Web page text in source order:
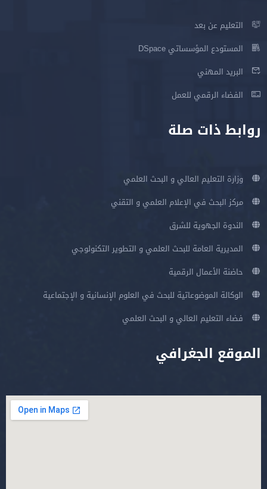
التعليم عن بعد
المستودع المؤسساتي DSpace
البريد المهني
الفضاء الرقمي للعمل
روابط ذات صلة
وزارة التعليم العالي و البحث العلمي
مركز البحث في الإعلام العلمي و التقني
الندوة الجهوية للشرق
المديرية العامة للبحث العلمي و التطوير التكنولوجي
حاضنة الأعمال الرقمية
الوكالة الموضوعاتية للبحث في العلوم الإنسانية و الإجتماعية
فضاء التعليم العالي و البحث العلمي
الموقع الجغرافي